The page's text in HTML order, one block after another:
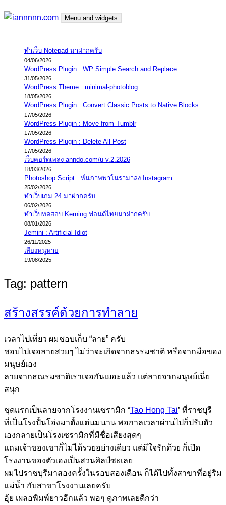
Skip
Menu and widgets
ทำเว็บ Notepad มาฝากครับ
04/06/2026
WordPress Plugin : WP Simple Search and Replace
31/05/2026
WordPress Theme : minimal-photoblog
18/05/2026
WordPress Plugin : Convert Classic Posts to Native Blocks
17/05/2026
WordPress Plugin : Move from Tumblr
17/05/2026
WordPress Plugin : Delete All Post
17/05/2026
เว็บคอร์ดเพลง anndo.com/u v.2.2026
18/03/2026
Photoshop Script : หั่นภาพพาโนรามาลง Instagram
25/02/2026
ทำเว็บเกม 24 มาฝากครับ
06/02/2026
ทำเว็บทดสอบ Kerning ฟอนต์ไทยมาฝากครับ
08/01/2026
Jemini : Artificial Idiot
26/11/2025
เสียงหนูหาย
19/08/2025
Tag: pattern
สร้างสรรค์ด้วยการทำลาย
เวลาไปเที่ยว ผมชอบเก็บ “ลาย” ครับ
ชอบไปเจอลายสวยๆ ไม่ว่าจะเกิดจากธรรมชาติ หรือจากมือของ
มนุษย์เอง
ลายจากธณรมชาติเราเจอกันเยอะแล้ว แต่ลายจากมนุษย์เนี่ย
สนุก
ชุดแรกเป็นลายจากโรงงานเซรามิก “Tao Hong Tai” ที่ราชบุรี
ที่เป็นโรงปั้นโอ่งมาตั้งแต่นมนาน พอกาลเวลาผ่านไปก็ปรับตัว
เองกลายเป็นโรงเซรามิกที่มีชื่อเสียงสุดๆ
แถมเจ้าของเขาก็ไม่ได้รวยอย่างเดียว แต่มีใจรักด้วย ก็เปิด
โรงงานของตัวเองเป็นสวนศิลป์ซะเลย
ผมไปราชบุรีมาสองครั้งในรอบสองเดือน ก็ได้ไปทั้งสาขาที่อยู่ริม
แม่น้ำ กับสาขาโรงงานเลยครับ
อุ้ย เผลอพิมพ์ยาวอีกแล้ว พอๆ ดูภาพเลยดีกว่า